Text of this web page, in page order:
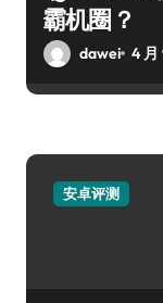
霸机圈？
dawei 4 月
安卓评测